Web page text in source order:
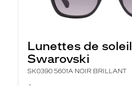
Lunettes de soleil
Swarovski
SK0390 5601A NOIR BRILLANT